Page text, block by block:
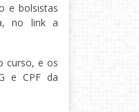
e bolsistas
no link a
curso, e os
e CPF da